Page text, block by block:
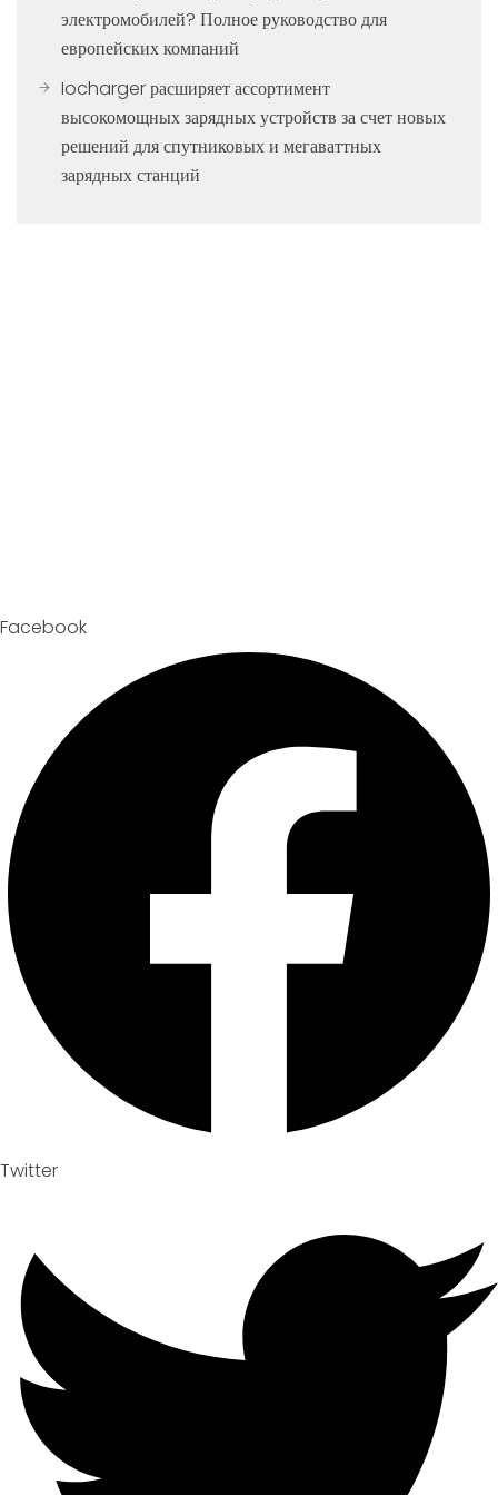
электромобилей? Полное руководство для
европейских компаний
Iocharger расширяет ассортимент
высокомощных зарядных устройств за счет новых
решений для спутниковых и мегаваттных
зарядных станций
Facebook
Twitter